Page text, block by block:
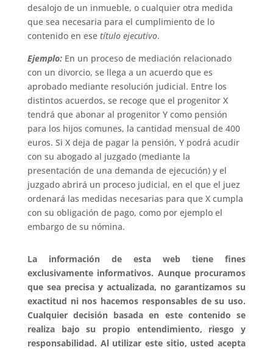
desalojo de un inmueble, o cualquier otra medida
que sea necesaria para el cumplimiento de lo
contenido en ese título ejecutivo.
Ejemplo:En un proceso de mediación relacionado
con un divorcio, se llega a un acuerdo que es
aprobado mediante resolución judicial. Entre los
distintos acuerdos, se recoge que el progenitor X
tendrá que abonar al progenitor Y como pensión
para los hijos comunes, la cantidad mensual de 400
euros. Si X deja de pagar la pensión, Y podrá acudir
con su abogado al juzgado (mediante la
presentación de una demanda de ejecución) y el
juzgado abrirá un proceso judicial, en el que el juez
ordenará las medidas necesarias para que X cumpla
con su obligación de pago, como por ejemplo el
embargo de su nómina.
La información de esta web tiene fines
exclusivamente informativos. Aunque procuramos
que sea precisa y actualizada, no garantizamos su
exactitud ni nos hacemos responsables de su uso.
Cualquier decisión basada en este contenido se
realiza bajo su propio entendimiento, riesgo y
responsabilidad. Al utilizar este sitio, usted acepta